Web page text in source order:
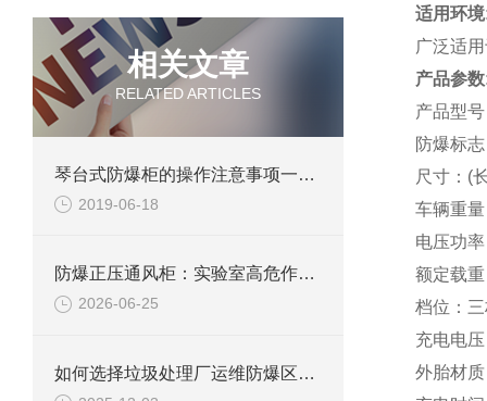
相关文章
RELATED ARTICLES
琴台式防爆柜的操作注意事项一丝不得马虎！
2019-06-18
防爆正压通风柜：实验室高危作业的安全防护载体
2026-06-25
如何选择垃圾处理厂运维防爆区用防爆柜？
适用环境
广泛适
产品参数
产品型号
防爆标志
尺寸： (
车辆重量
电压功率
额定载重
档位 ：
充电电压
外胎材质